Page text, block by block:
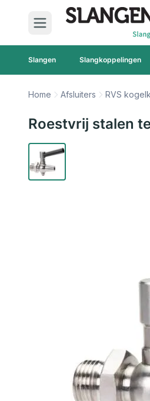
Ga naar de inhoud
Slangen Slangkoppelingen
Home Afsluiters RVS
Roestvrij stalen